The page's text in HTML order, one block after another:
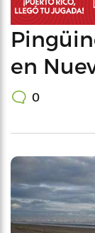
en
0